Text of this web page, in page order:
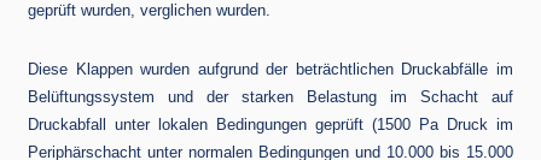
geprüft wurden, verglichen wurden.
Diese Klappen wurden aufgrund der beträchtlichen Druckabfälle im
Belüftungssystem und der starken Belastung im Schacht auf
Druckabfall unter lokalen Bedingungen geprüft (1500 Pa Druck im
Periphärschacht unter normalen Bedingungen und 10.000 bis 15.000